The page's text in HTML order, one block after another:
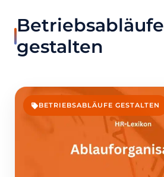
Betriebsabläufe
gestalten
BETRIEBSABLÄUFE GESTALTEN